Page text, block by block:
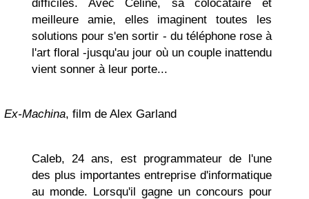
difficiles. Avec Céline, sa colocataire et
meilleure amie, elles imaginent toutes les
solutions pour s'en sortir - du téléphone rose à
l'art floral -jusqu'au jour où un couple inattendu
vient sonner à leur porte...
Ex-Machina, film de Alex Garland
Caleb, 24 ans, est programmateur de l'une
des plus importantes entreprise d'informatique
au monde. Lorsqu'il gagne un concours pour